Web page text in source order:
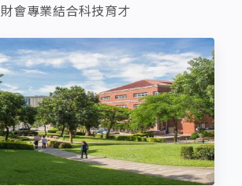
財會專業結合科技育才